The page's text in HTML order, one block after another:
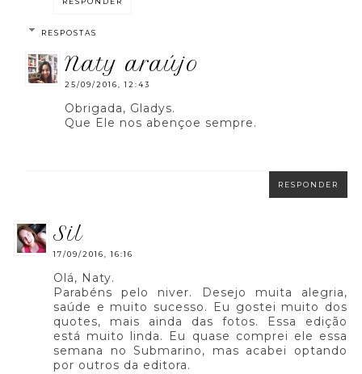
RESPOSTAS
naty araújo
25/09/2016, 12:43
Obrigada, Gladys.
Que Ele nos abençoe sempre.
RESPONDER
sil
17/09/2016, 16:16
Olá, Naty.
Parabéns pelo niver. Desejo muita alegria,
saúde e muito sucesso. Eu gostei muito dos
quotes, mais ainda das fotos. Essa edição
está muito linda. Eu quase comprei ele essa
semana no Submarino, mas acabei optando
por outros da editora.